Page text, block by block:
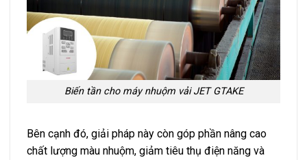
Biến tần cho máy nhuộm vải JET GTAKE
Bên cạnh đó, giải pháp này còn góp phần nâng cao
chất lượng màu nhuộm, giảm tiêu thụ điện năng và